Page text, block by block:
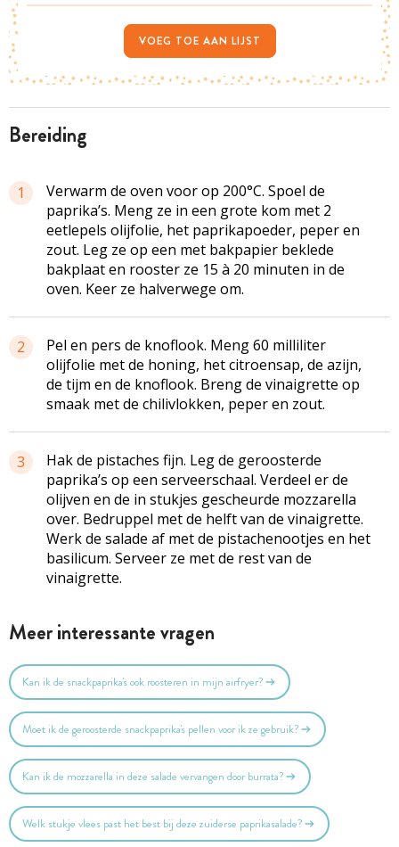
bereiding
1
Verwarm de oven voor op 200°C. Spoel de
paprika’s. Meng ze in een grote kom met 2
eetlepels olijfolie, het paprikapoeder, peper en
zout. Leg ze op een met bakpapier beklede
bakplaat en rooster ze 15 à 20 minuten in de
oven. Keer ze halverwege om.
2
Pel en pers de knoflook. Meng 60 milliliter
olijfolie met de honing, het citroensap, de azijn,
de tijm en de knoflook. Breng de vinaigrette op
smaak met de chilivlokken, peper en zout.
3
Hak de pistaches fijn. Leg de geroosterde
paprika’s op een serveerschaal. Verdeel er de
olijven en de in stukjes gescheurde mozzarella
over. Bedruppel met de helft van de vinaigrette.
Werk de salade af met de pistachenootjes en het
basilicum. Serveer ze met de rest van de
vinaigrette.
Meer interessante vragen
Kan ik de snackpaprika's ook roosteren in mijn airfryer?
Moet ik de geroosterde snackpaprika's pellen voor ik ze gebruik?
Kan ik de mozzarella in deze salade vervangen door burrata?
Welk stukje vlees past het best bij deze zuiderse paprikasalade?
VOEG TOE AAN LIJST